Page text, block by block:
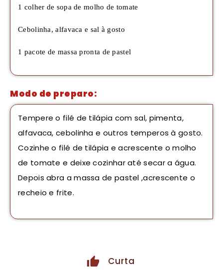
1 colher de sopa de molho de tomate
Cebolinha, alfavaca e sal à gosto
1 pacote de massa pronta de pastel
Modo de preparo:
Tempere o filé de tilápia com sal, pimenta,
alfavaca, cebolinha e outros temperos à gosto.
Cozinhe o filé de tilápia e acrescente o molho
de tomate e deixe cozinhar até secar a água.
Depois abra a massa de pastel ,acrescente o
recheio e frite.
Curta